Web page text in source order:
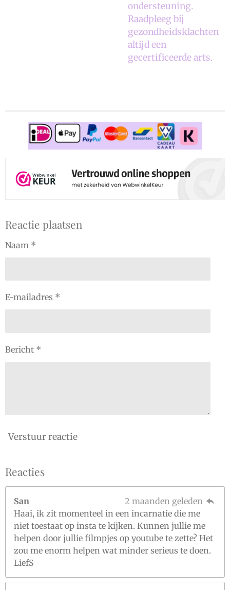
ondersteuning.
Raadpleeg bij
gezondheidsklachten
altijd een
gecertificeerde arts.
Reactie plaatsen
Naam *
E-mailadres *
Bericht *
Verstuur reactie
Reacties
San
2 maanden geleden
Haai, ik zit momenteel in een incarnatie die me
niet toestaat op insta te kijken. Kunnen jullie me
helpen door jullie filmpjes op youtube te zette? Het
zou me enorm helpen wat minder serieus te doen.
LiefS